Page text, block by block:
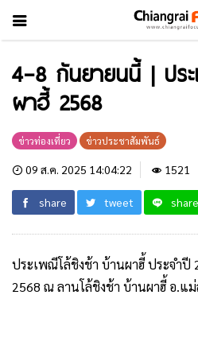
4–8 กันยายนนี้ | ปร
ผาฮี้ 2568
ข่าวท่องเที่ยว ข่าวประชาสัมพันธ์
09 ส.ค. 2025 14:04:22 1521
share tweet share
ประเพณีโล้ชิงช้า บ้านผาฮี้ ประจำปี
2568 ณ ลานโล้ชิงช้า บ้านผาฮี้ อ.แม่